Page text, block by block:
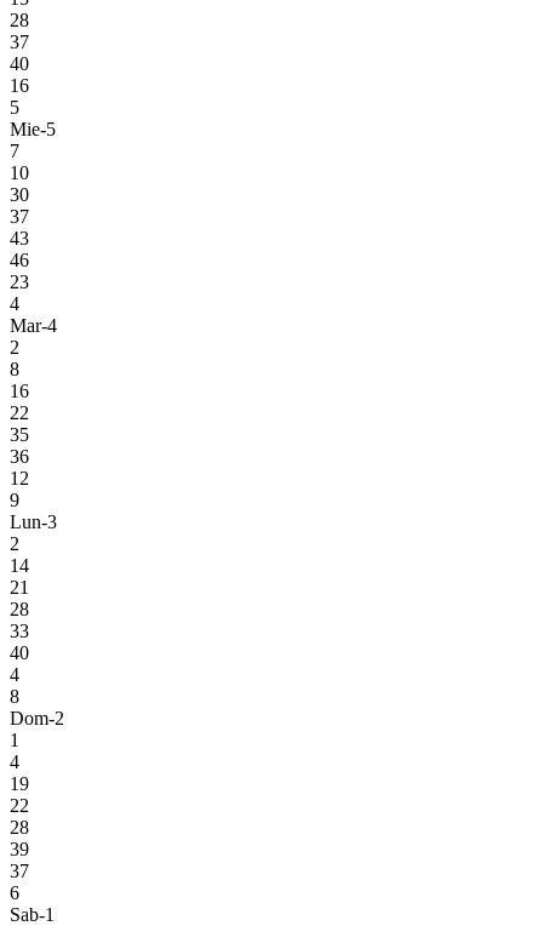
28
37
40
16
5
Mie-5
7
10
30
37
43
46
23
4
Mar-4
2
8
16
22
35
36
12
9
Lun-3
2
14
21
28
33
40
4
8
Dom-2
1
4
19
22
28
39
37
6
Sab-1